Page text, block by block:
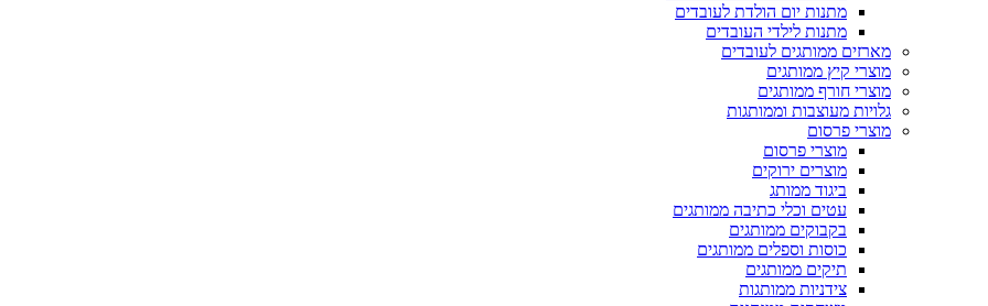
מתנות יום הולדת לעובדים
מתנות לילדי העובדים
מארזים ממותגים לעובדים
מוצרי קיץ ממותגים
מוצרי חורף ממותגים
גלויות מעוצבות וממותגות
מוצרי פרסום
מוצרי פרסום
מוצרים ירוקים
ביגוד ממותג
עטים וכלי כתיבה ממותגים
בקבוקים ממותגים
כוסות וספלים ממותגים
תיקים ממותגים
צידניות ממותגות